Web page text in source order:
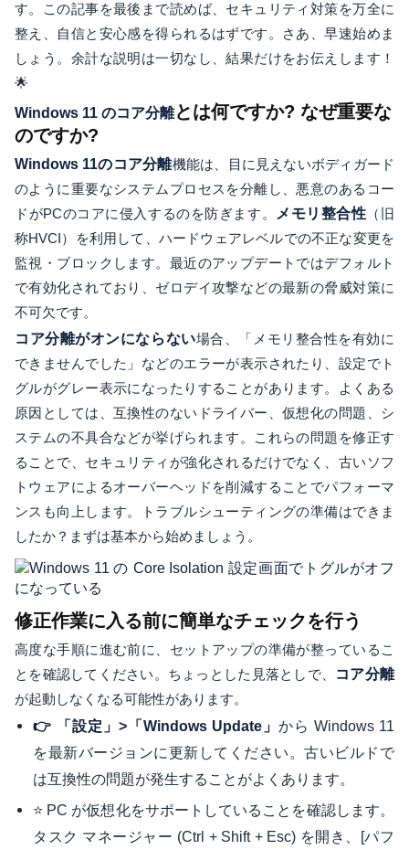
す。この記事を最後まで読めば、セキュリティ対策を万全に
整え、自信と安心感を得られるはずです。さあ、早速始めま
しょう。余計な説明は一切なし、結果だけをお伝えします！
🌟
Windows 11 のコア分離とは何ですか? なぜ重要な
のですか?
Windows 11のコア分離機能は、目に見えないボディガード
のように重要なシステムプロセスを分離し、悪意のあるコー
ドがPCのコアに侵入するのを防ぎます。
メモリ整合性 （旧
称HVCI）を利用して、ハードウェアレベルでの不正な変更を
監視・ブロックします。最近のアップデートではデフォルト
で有効化されており、ゼロデイ攻撃などの最新の脅威対策に
不可欠です。
コア分離がオンにならない場合、「メモリ整合性を有効に
できませんでした」などのエラーが表示されたり、設定でト
グルがグレー表示になったりすることがあります。よくある
原因としては、互換性のないドライバー、仮想化の問題、シ
ステムの不具合などが挙げられます。これらの問題を修正す
ることで、セキュリティが強化されるだけでなく、古いソフ
トウェアによるオーバーヘッドを削減することでパフォーマ
ンスも向上します。トラブルシューティングの準備はできま
したか？まずは基本から始めましょう。
修正作業に入る前に簡単なチェックを行う
高度な手順に進む前に、セットアップの準備が整っているこ
とを確認してください。ちょっとした見落としで、
コア分離
が起動しなくなる可能性があります。
👉 「設定」>「Windows Update」 から Windows 11
を最新バージョンに更新してください。古いビルドで
は互換性の問題が発生することがよくあります。
⭐ PC が仮想化をサポートしていることを確認します。
タスク マネージャー (Ctrl + Shift + Esc) を開き、[パフ